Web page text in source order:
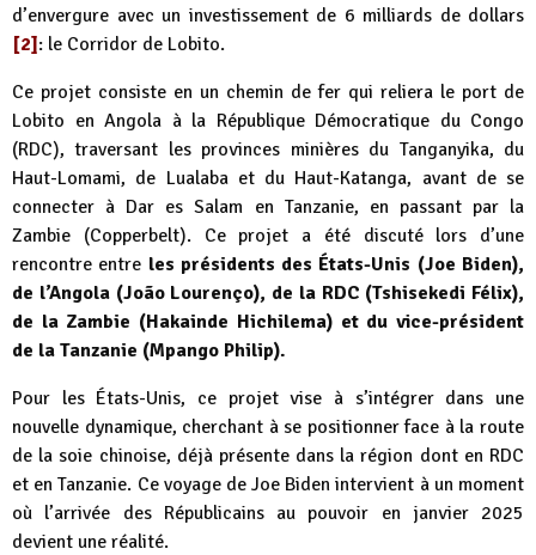
d’envergure avec un investissement de 6 milliards de dollars
[2]: le Corridor de Lobito.
Ce projet consiste en un chemin de fer qui reliera le port de
Lobito en Angola à la République Démocratique du Congo
(RDC), traversant les provinces minières du Tanganyika, du
Haut-Lomami, de Lualaba et du Haut-Katanga, avant de se
connecter à Dar es Salam en Tanzanie, en passant par la
Zambie (Copperbelt). Ce projet a été discuté lors d’une
rencontre entre les présidents des États-Unis (Joe Biden),
de l’Angola (João Lourenço), de la RDC (Tshisekedi Félix),
de la Zambie (Hakainde Hichilema) et du vice-président
de la Tanzanie (Mpango Philip).
Pour les États-Unis, ce projet vise à s’intégrer dans une
nouvelle dynamique, cherchant à se positionner face à la route
de la soie chinoise, déjà présente dans la région dont en RDC
et en Tanzanie. Ce voyage de Joe Biden intervient à un moment
où l’arrivée des Républicains au pouvoir en janvier 2025
devient une réalité.